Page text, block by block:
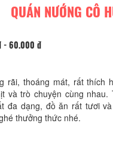
QUÁN NƯỚNG CÔ
- 60.000 đ
rãi, thoáng mát, rất thích
và trò chuyện cùng nhau.
đa dạng, đồ ăn rất tươi
thưởng thức nhé.